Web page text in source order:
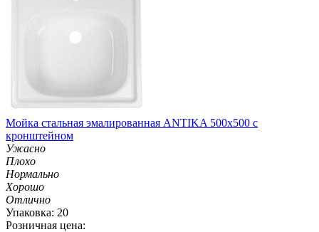
Мойка стальная эмалированная ANTIKA 500х500 с
кронштейном
Ужасно
Плохо
Нормально
Хорошо
Отлично
Упаковка: 20
Розничная цена: